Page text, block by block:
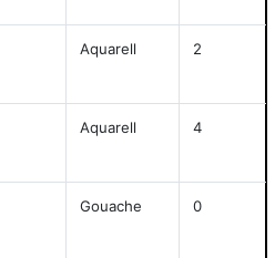
Aquarell 2
Aquarell 4
Gouache 0